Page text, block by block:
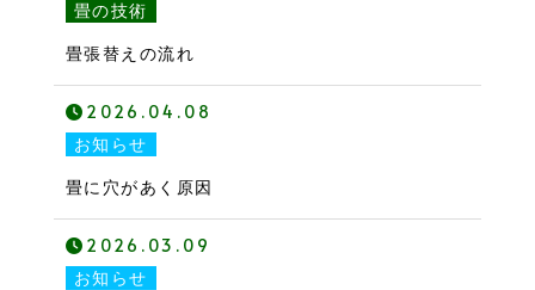
畳の技術
畳張替えの流れ
2026.04.08
お知らせ
畳に穴があく原因
2026.03.09
お知らせ